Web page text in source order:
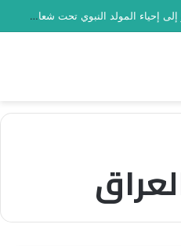
الملتقى العلمائي العالمي يدعو إلى إحياء المولد النبوي تحت شعار “رحماء بينهم”